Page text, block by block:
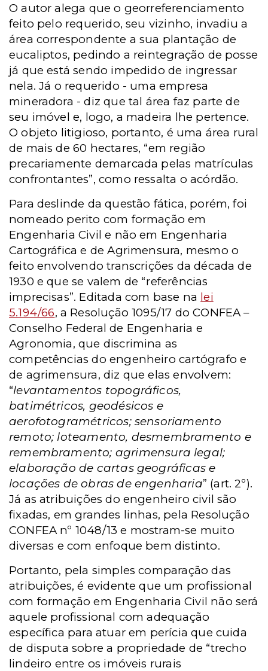
O autor alega que o georreferenciamento
feito pelo requerido, seu vizinho, invadiu a
área correspondente a sua plantação de
eucaliptos, pedindo a reintegração de posse
já que está sendo impedido de ingressar
nela. Já o requerido - uma empresa
mineradora - diz que tal área faz parte de
seu imóvel e, logo, a madeira lhe pertence.
O objeto litigioso, portanto, é uma área rural
de mais de 60 hectares, “em região
precariamente demarcada pelas matrículas
confrontantes”, como ressalta o acórdão.
Para deslinde da questão fática, porém, foi
nomeado perito com formação em
Engenharia Civil e não em Engenharia
Cartográfica e de Agrimensura, mesmo o
feito envolvendo transcrições da década de
1930 e que se valem de “referências
imprecisas”. Editada com base na lei
5.194/66, a Resolução 1095/17 do CONFEA –
Conselho Federal de Engenharia e
Agronomia, que discrimina as
competências do engenheiro cartógrafo e
de agrimensura, diz que elas envolvem:
“levantamentos topográficos,
batimétricos, geodésicos e
aerofotogramétricos; sensoriamento
remoto; loteamento, desmembramento e
remembramento; agrimensura legal;
elaboração de cartas geográficas e
locações de obras de engenharia” (art. 2º).
Já as atribuições do engenheiro civil são
fixadas, em grandes linhas, pela Resolução
CONFEA nº 1048/13 e mostram-se muito
diversas e com enfoque bem distinto.
Portanto, pela simples comparação das
atribuições, é evidente que um profissional
com formação em Engenharia Civil não será
aquele profissional com adequação
específica para atuar em perícia que cuida
de disputa sobre a propriedade de “trecho
lindeiro entre os imóveis rurais